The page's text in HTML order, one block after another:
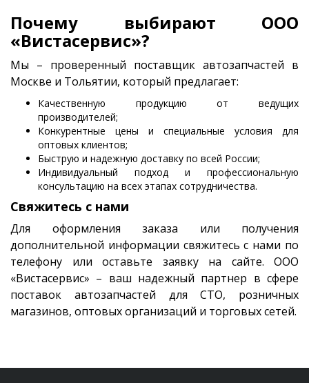
Почему выбирают ООО
«Вистасервис»?
Мы – проверенный поставщик автозапчастей в
Москве и Тольятии, который предлагает:
Качественную продукцию от ведущих
производителей;
Конкурентные цены и специальные условия для
оптовых клиентов;
Быструю и надежную доставку по всей России;
Индивидуальный подход и профессиональную
консультацию на всех этапах сотрудничества.
Свяжитесь с нами
Для оформления заказа или получения
дополнительной информации свяжитесь с нами по
телефону или оставьте заявку на сайте. ООО
«Вистасервис» – ваш надежный партнер в сфере
поставок автозапчастей для СТО, розничных
магазинов, оптовых организаций и торговых сетей.